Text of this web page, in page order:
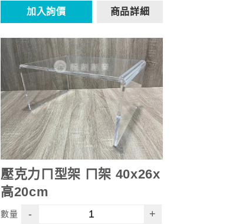
加入詢價 商品詳細
壓克力ㄇ型架 ㄇ架 40x26x
高20cm
數量 - +